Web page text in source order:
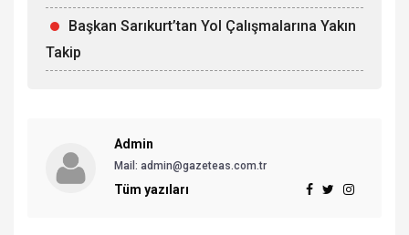
Başkan Sarıkurt’tan Yol Çalışmalarına Yakın
Takip
Admin
Mail: admin@gazeteas.com.tr
Tüm yazıları